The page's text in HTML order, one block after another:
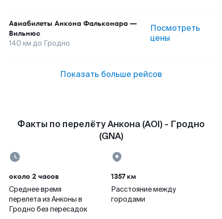
Авиабилеты Анкона Фальконара —
Вильнюс
140 км до Гродно
Посмотреть
цены
Показать больше рейсов
Факты по перелёту Анкона (AOI) - Гродно
(GNA)
около 2 часов
Среднее время
перелета из Анконы в
Гродно без пересадок
1357 км
Расстояние между
городами